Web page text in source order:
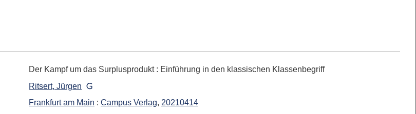
Der Kampf um das Surplusprodukt: Einführung in den klassischen Klassenbegriff
Ritsert, Jürgen
Frankfurt am Main : Campus Verlag, 20210414